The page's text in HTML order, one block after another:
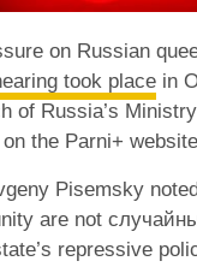
on Russian
took place in
of Russia’s
the Parni+
Pisemsky
are not
repressive